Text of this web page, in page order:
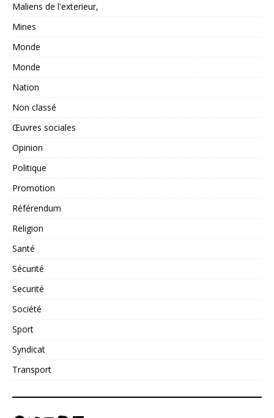
Maliens de l'exterieur,
Mines
Monde
Monde
Nation
Non classé
Œuvres sociales
Opinion
Politique
Promotion
Référendum
Religion
Santé
Sécurité
Securité
Société
Sport
Syndicat
Transport